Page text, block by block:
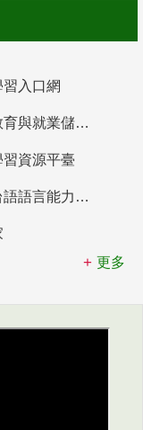
入口網
青年教育與就業儲蓄帳戶
習資源平臺
臺灣台語語言能力認證網站
更多